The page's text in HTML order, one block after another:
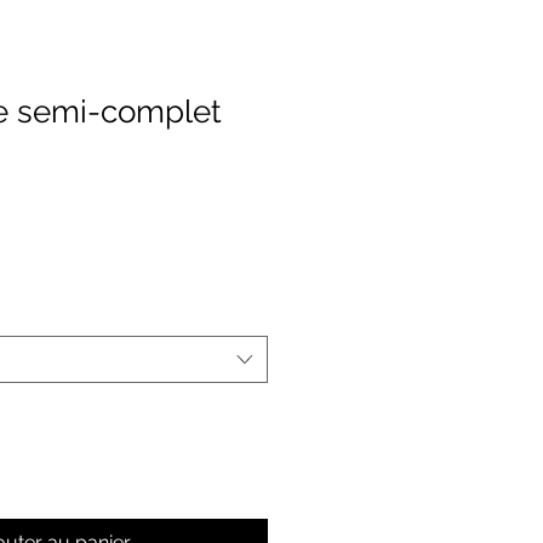
semi-complet